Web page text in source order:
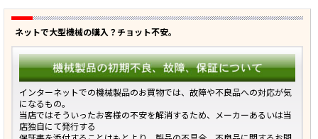
ネットで大型機械の購入？チョット不安。
インターネットでの機械製品のお買物では、故障や不良品への対応が気
になるもの。
当店ではそういったお客様の不安を解消するため、メーカーあるいは当
店独自にて発行する